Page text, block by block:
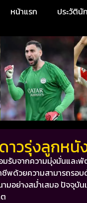
หน้าแรก ประวัติ
าวรุ่งลูก
รับจากความมุ่งมั่นและ
พด้วยความสามารถร
มอย่างสม่ำเสมอ ปัจจุบั